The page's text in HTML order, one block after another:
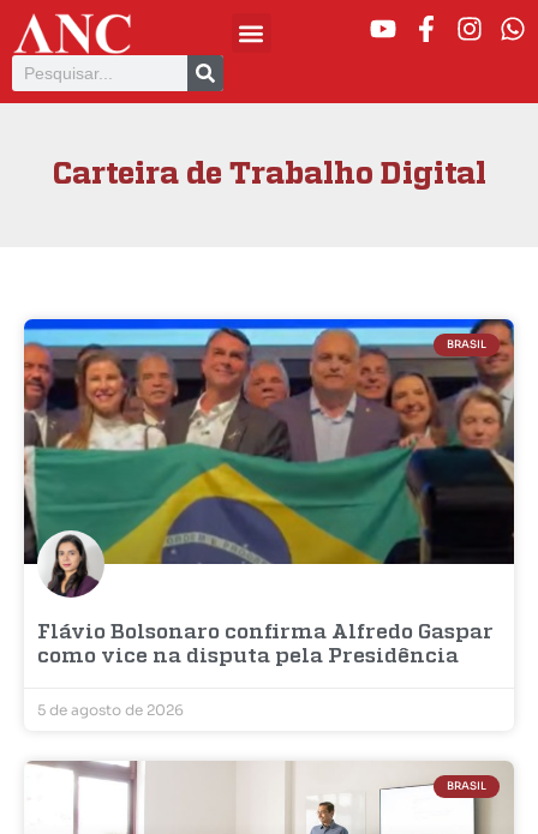
Carteira de Trabalho Digital
BRASIL
Flávio Bolsonaro confirma Alfredo Gaspar
como vice na disputa pela Presidência
5 de agosto de 2026
BRASIL